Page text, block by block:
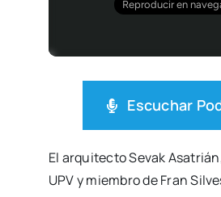
Escu­char
El arqui­tec­to Sevak
UPV y miem­bro deFran